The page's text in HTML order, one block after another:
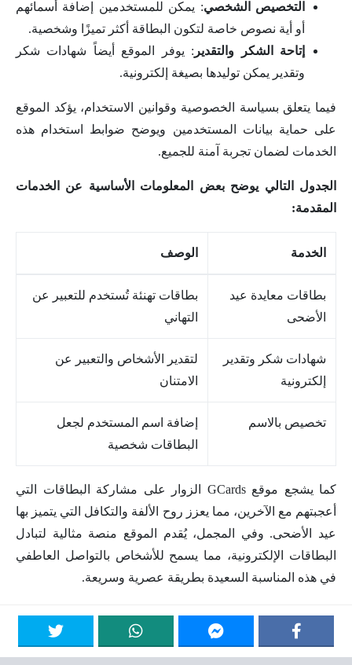
التخصيص الشخصي: يمكن للمستخدمين إضافة أسمائهم
أو أية نصوص خاصة لتكون البطاقة أكثر تميزًا وشخصية.
إتاحة الشكر والتقدير : يوفر الموقع أيضاً شهادات شكر
وتقدير يمكن توليدها بصيغة إلكترونية.
فيما يتعلق بسياسة الخصوصية وقوانين الاستخدام، يؤكد الموقع
على حماية بيانات المستخدمين ويوضح ضوابط استخدام هذه
الخدمات لضمان تجربة آمنة للجميع.
الجدول التالي يوضح بعض المعلومات الأساسية عن الخدمات
المقدمة:
الخدمة الوصف
بطاقات معايدة عيد
الأضحى
بطاقات تهنئة تُستخدم للتعبير عن
التهاني
شهادات شكر وتقدير
إلكترونية
لتقدير الأشخاص والتعبير عن
الامتنان
تخصيص بالاسم
إضافة اسم المستخدم لجعل
البطاقات شخصية
كما يشجع موقع GCards الزوار على مشاركة البطاقات التي
أعجبتهم مع الآخرين، مما يعزز روح الألفة والتكافل التي يتميز بها
عيد الأضحى. وفي المجمل، يُقدم الموقع منصة مثالية لتبادل
البطاقات الإلكترونية، مما يسمح للأشخاص بالتواصل العاطفي
في هذه المناسبة السعيدة بطريقة عصرية وسريعة.